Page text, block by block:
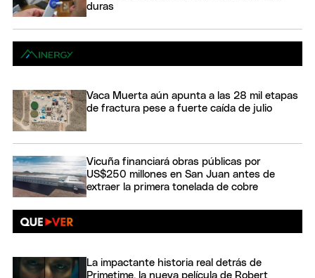
duras
Vaca Muerta aún apunta a las 28 mil etapas
de fractura pese a fuerte caída de julio
Vicuña financiará obras públicas por
US$250 millones en San Juan antes de
extraer la primera tonelada de cobre
La impactante historia real detrás de
Primetime, la nueva película de Robert